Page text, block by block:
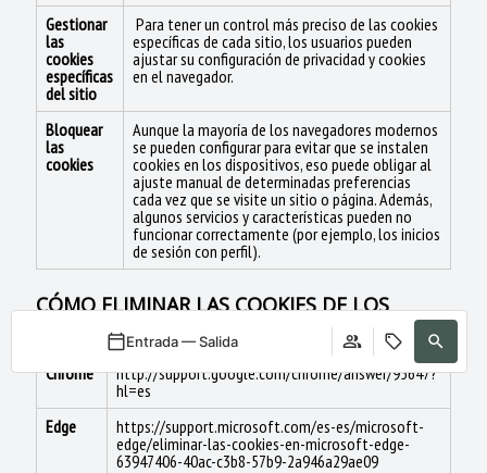
Gestionar
las
cookies
específicas
del sitio
Para tener un control más preciso de las cookies
específicas de cada sitio, los usuarios pueden
ajustar su configuración de privacidad y cookies
en el navegador.
Bloquear
las
cookies
Aunque la mayoría de los navegadores modernos
se pueden configurar para evitar que se instalen
cookies en los dispositivos, eso puede obligar al
ajuste manual de determinadas preferencias
cada vez que se visite un sitio o página. Además,
algunos servicios y características pueden no
funcionar correctamente (por ejemplo, los inicios
de sesión con perfil).
CÓMO ELIMINAR LAS COOKIES DE LOS
NAVEGADORES MÁS COMUNES
Chrome
http://support.google.com/chrome/answer/95647?
hl=es
Edge
https://support.microsoft.com/es-es/microsoft-
edge/eliminar-las-cookies-en-microsoft-edge-
63947406-40ac-c3b8-57b9-2a946a29ae09
Entrada — Salida